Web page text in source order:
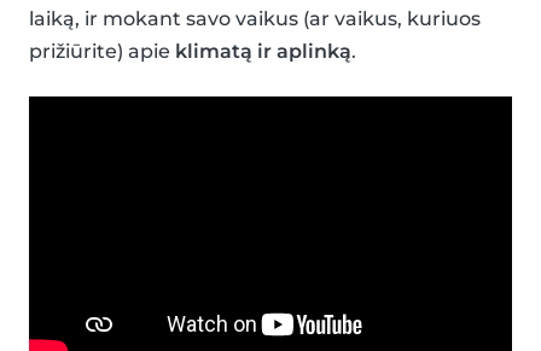
laiką, ir mokant savo vaikus (ar vaikus, kuriuos
prižiūrite) apie klimatą ir aplinką.